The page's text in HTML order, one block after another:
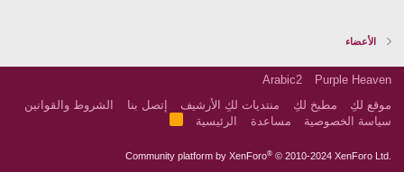
الأعضاء
Purple Heaven
Arabic2
موقع لكِ
مطبخ لكِ منتديات لكِ الأرشيف إتصل بنا
الشروط والقوانين
سياسة الخصوصية
مساعدة الرئيسية
Community platform by XenForo® © 2010-2024 XenForo Ltd.